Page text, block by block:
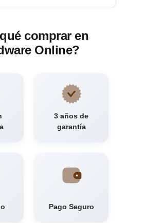
comprar en
Online?
3 años de
garantía
Pago Seguro